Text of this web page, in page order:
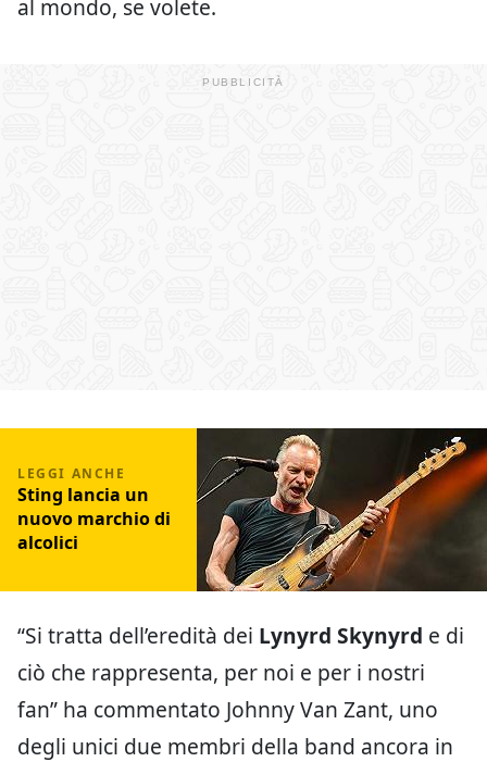
al mondo, se volete.
Sting lancia un
nuovo marchio di
alcolici
“Si tratta dell’eredità dei Lynyrd Skynyrd e di
ciò che rappresenta, per noi e per i nostri
fan” ha commentato Johnny Van Zant, uno
degli unici due membri della band ancora in